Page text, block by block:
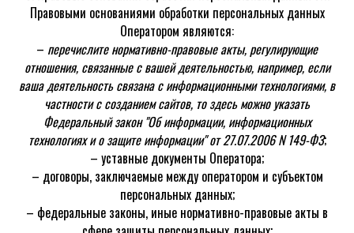
Правовыми основаниями обработки персональных данных
Оператором являются:
– перечислите нормативно-правовые акты, регулирующие
отношения, связанные с вашей деятельностью, например, если
ваша деятельность связана с информационными технологиями, в
частности с созданием сайтов, то здесь можно указать
Федеральный закон "Об информации, информационных
технологиях и о защите информации" от 27.07.2006 N 149-ФЗ;
– уставные документы Оператора;
– договоры, заключаемые между оператором и субъектом
персональных данных;
– федеральные законы, иные нормативно-правовые акты в